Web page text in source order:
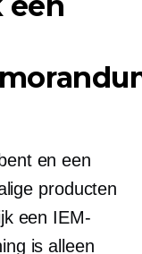
en een
producten
een IEM-
is alleen